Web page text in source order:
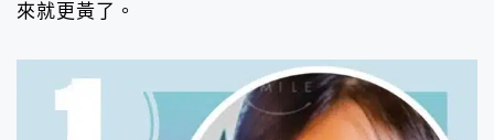
來就更黃了。